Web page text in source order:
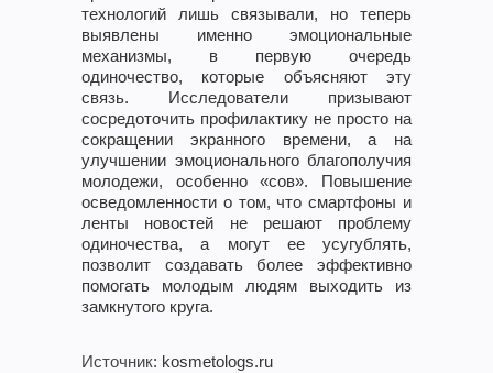
технологий лишь связывали, но теперь
выявлены именно эмоциональные
механизмы, в первую очередь
одиночество, которые объясняют эту
связь. Исследователи призывают
сосредоточить профилактику не просто на
сокращении экранного времени, а на
улучшении эмоционального благополучия
молодежи, особенно «сов». Повышение
осведомленности о том, что смартфоны и
ленты новостей не решают проблему
одиночества, а могут ее усугублять,
позволит создавать более эффективно
помогать молодым людям выходить из
замкнутого круга.
Источник: kosmetologs.ru